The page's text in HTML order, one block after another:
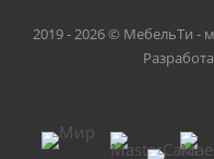
2019 - 2026 © МебельТи -